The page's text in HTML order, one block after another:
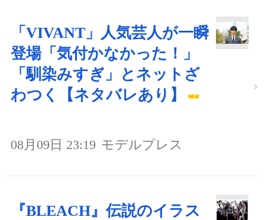
「VIVANT」人気芸人が一瞬
登場「気付かなかった！」
「馴染みすぎ」とネットざ
わつく【ネタバレあり】
08月09日 23:19 モデルプレス
『BLEACH』伝説のイラス